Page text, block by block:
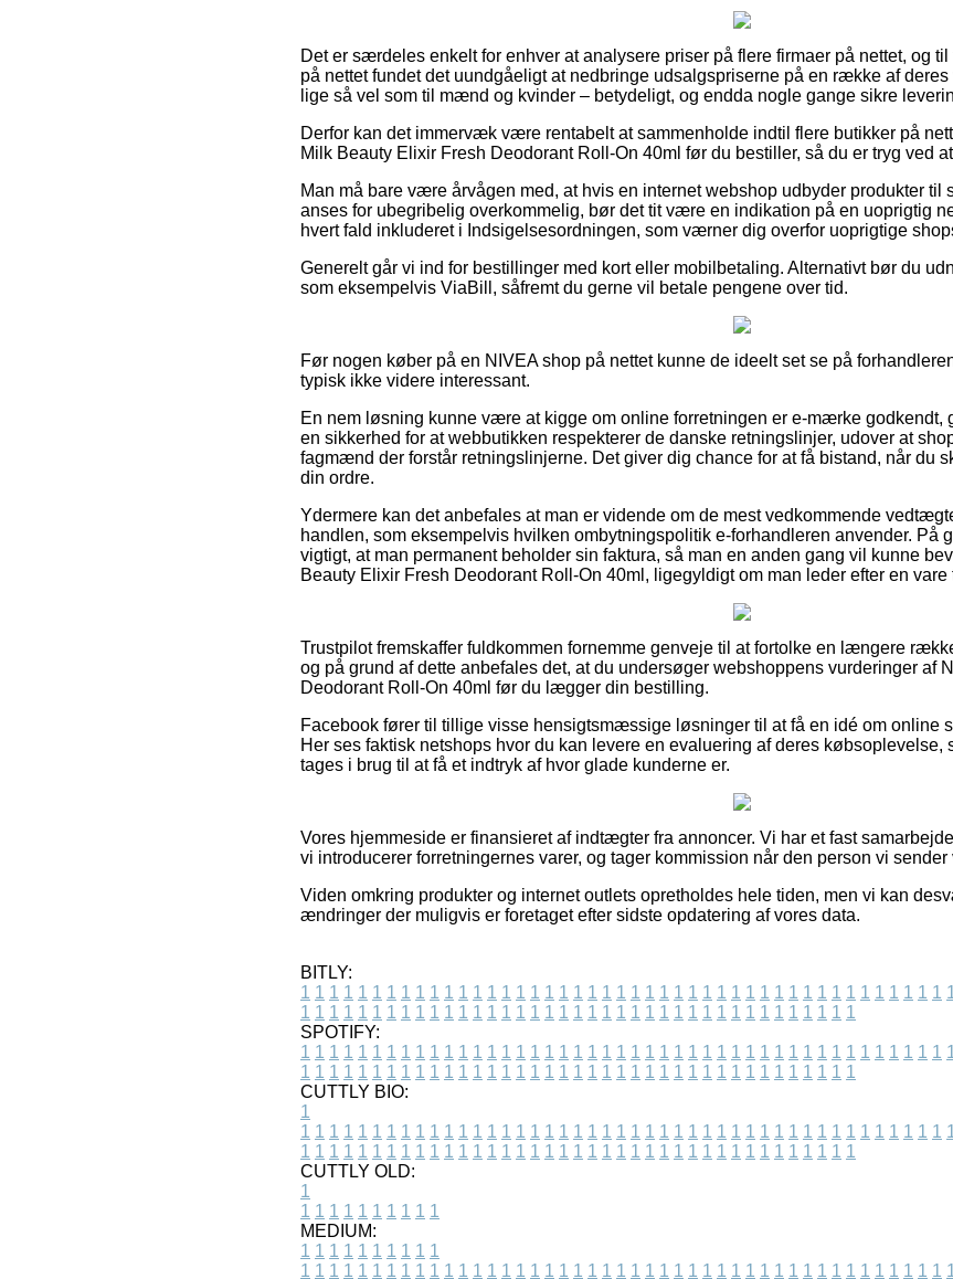
Det er særdeles enkelt for enhver at analysere priser på flere firmaer på nettet, og
på nettet fundet det uundgåeligt at nedbringe udsalgspriserne på en række af
lige så vel som til mænd og kvinder – betydeligt, og endda nogle gange sikre
Derfor kan det immervæk være rentabelt at sammenholde indtil flere butikker på
Milk Beauty Elixir Fresh Deodorant Roll-On 40ml før du bestiller, så du er tryg ved
Man må bare være årvågen med, at hvis en internet webshop udbyder produkter til
anses for ubegribelig overkommelig, bør det tit være en indikation på en uoprigtig
hvert fald inkluderet i Indsigelsesordningen, som værner dig overfor uoprigtige
Generelt går vi ind for bestillinger med kort eller mobilbetaling. Alternativt bør du
som eksempelvis ViaBill, såfremt du gerne vil betale pengene over tid.
Før nogen køber på en NIVEA shop på nettet kunne de ideelt set se på
typisk ikke videre interessant.
En nem løsning kunne være at kigge om online forretningen er e-mærke godkendt,
en sikkerhed for at webbutikken respekterer de danske retningslinjer, udover at
fagmænd der forstår retningslinjerne. Det giver dig chance for at få bistand, når du
din ordre.
Ydermere kan det anbefales at man er vidende om de mest vedkommende
handlen, som eksempelvis hvilken ombytningspolitik e-forhandleren anvender. På
vigtigt, at man permanent beholder sin faktura, så man en anden gang vil kunne
Beauty Elixir Fresh Deodorant Roll-On 40ml, ligegyldigt om man leder efter en
Trustpilot fremskaffer fuldkommen fornemme genveje til at fortolke en længere
og på grund af dette anbefales det, at du undersøger webshoppens vurderinger af
Deodorant Roll-On 40ml før du lægger din bestilling.
Facebook fører til tillige visse hensigtsmæssige løsninger til at få en idé om online
Her ses faktisk netshops hvor du kan levere en evaluering af deres købsoplevelse,
tages i brug til at få et indtryk af hvor glade kunderne er.
Vores hjemmeside er finansieret af indtægter fra annoncer. Vi har et fast
vi introducerer forretningernes varer, og tager kommission når den person vi
Viden omkring produkter og internet outlets opretholdes hele tiden, men vi kan
ændringer der muligvis er foretaget efter sidste opdatering af vores data.
BITLY:
1 1 1 1 1 1 1 1 1 1 1 1 1 1 1 1 1 1 1 1 1 1 1 1 1 1 1 1 1 1 1 1 1 1 1 1 1 1 1 1 1 1 1 1 1
1 1 1 1 1 1 1 1 1 1 1 1 1 1 1 1 1 1 1 1 1 1 1 1 1 1 1 1 1 1 1 1 1 1 1 1 1 1 1
SPOTIFY:
1 1 1 1 1 1 1 1 1 1 1 1 1 1 1 1 1 1 1 1 1 1 1 1 1 1 1 1 1 1 1 1 1 1 1 1 1 1 1 1 1 1 1 1 1
1 1 1 1 1 1 1 1 1 1 1 1 1 1 1 1 1 1 1 1 1 1 1 1 1 1 1 1 1 1 1 1 1 1 1 1 1 1 1
CUTTLY BIO:
1
1 1 1 1 1 1 1 1 1 1 1 1 1 1 1 1 1 1 1 1 1 1 1 1 1 1 1 1 1 1 1 1 1 1 1 1 1 1 1 1 1 1 1 1 1
1 1 1 1 1 1 1 1 1 1 1 1 1 1 1 1 1 1 1 1 1 1 1 1 1 1 1 1 1 1 1 1 1 1 1 1 1 1 1
CUTTLY OLD:
1
1 1 1 1 1 1 1 1 1 1
MEDIUM:
1 1 1 1 1 1 1 1 1 1
1 1 1 1 1 1 1 1 1 1 1 1 1 1 1 1 1 1 1 1 1 1 1 1 1 1 1 1 1 1 1 1 1 1 1 1 1 1 1 1 1 1 1 1 1